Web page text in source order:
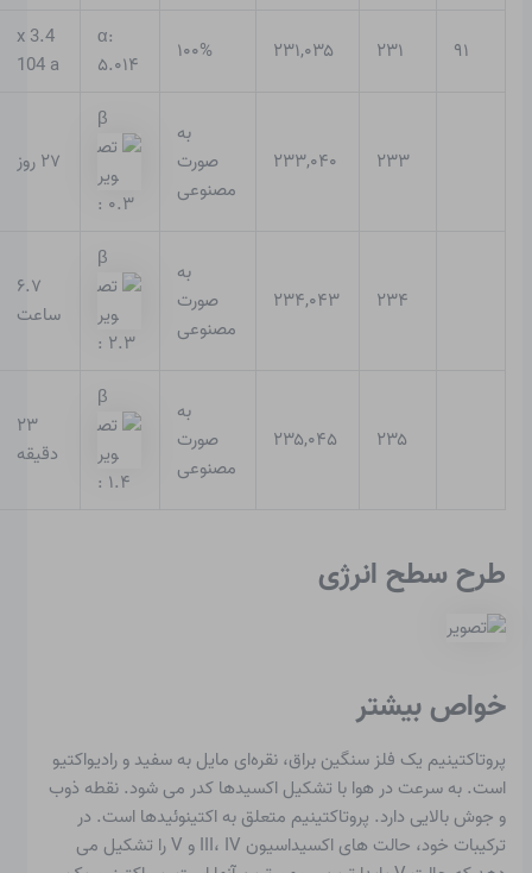
۹۱ ۲۳۱ ۲۳۱,۰۳۵ ۱۰۰%
α:
۵.۰۱۴
3.4 x
104 a
۲۳۳ ۲۳۳,۰۴۰
به
صورت
مصنوعی
β
: ۰.۳
۲۷ روز
۲۳۴ ۲۳۴,۰۴۳
به
صورت
مصنوعی
β
: ۲.۳
۶.۷
ساعت
۲۳۵ ۲۳۵,۰۴۵
به
صورت
مصنوعی
β
: ۱.۴
۲۳
دقیقه
طرح سطح انرژی
خواص بیشتر
پروتاکتینیم یک فلز سنگین براق، نقره‌ای مایل به سفید و رادیواکتیو
است. به سرعت در هوا با تشکیل اکسیدها کدر می شود. نقطه ذوب
و جوش بالایی دارد. پروتاکتینیم متعلق به اکتینوئیدها است. در
ترکیبات خود، حالت های اکسیداسیون III، IV و V را تشکیل می